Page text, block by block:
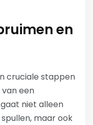
en
cruciale stappen
een
niet alleen
maar ook